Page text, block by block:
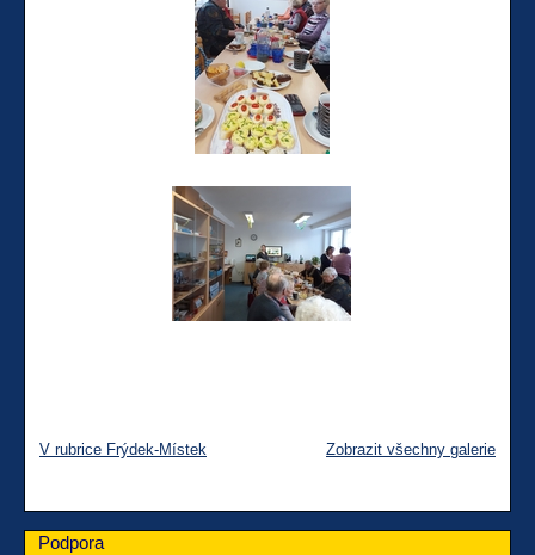
V rubrice Frýdek-Místek Zobrazit všechny galerie
Podpora